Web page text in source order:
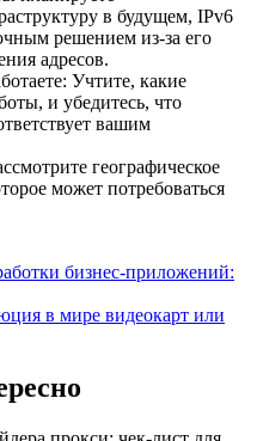
в будущем, IPv6
решением из-за его
адресов.
Учтите, какие
и убедитесь, что
вашим
географическое
может потребоваться
бизнес-приложений:
в мире видеокарт или